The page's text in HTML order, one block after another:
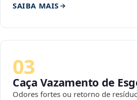
SAIBA MAIS
03
Caça Vazamento de
Odores fortes ou retorno de